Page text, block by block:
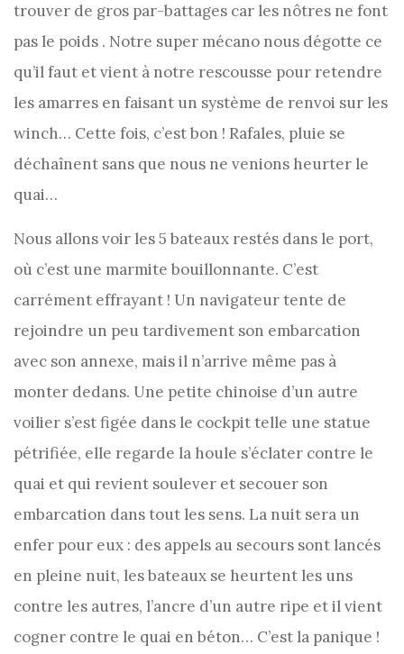
trouver de gros par-battages car les nôtres ne font
pas le poids . Notre super mécano nous dégotte ce
qu’il faut et vient à notre rescousse pour retendre
les amarres en faisant un système de renvoi sur les
winch… Cette fois, c’est bon ! Rafales, pluie se
déchaînent sans que nous ne venions heurter le
quai…
Nous allons voir les 5 bateaux restés dans le port,
où c’est une marmite bouillonnante. C’est
carrément effrayant ! Un navigateur tente de
rejoindre un peu tardivement son embarcation
avec son annexe, mais il n’arrive même pas à
monter dedans. Une petite chinoise d’un autre
voilier s’est figée dans le cockpit telle une statue
pétrifiée, elle regarde la houle s’éclater contre le
quai et qui revient soulever et secouer son
embarcation dans tout les sens. La nuit sera un
enfer pour eux : des appels au secours sont lancés
en pleine nuit, les bateaux se heurtent les uns
contre les autres, l’ancre d’un autre ripe et il vient
cogner contre le quai en béton… C’est la panique !